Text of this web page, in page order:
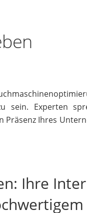
sein. Experten
Präsenz Ihres
Ihre